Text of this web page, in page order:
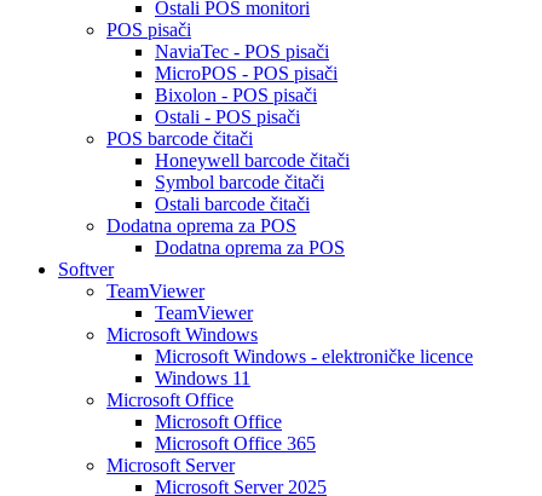
Ostali POS monitori
POS pisači
NaviaTec - POS pisači
MicroPOS - POS pisači
Bixolon - POS pisači
Ostali - POS pisači
POS barcode čitači
Honeywell barcode čitači
Symbol barcode čitači
Ostali barcode čitači
Dodatna oprema za POS
Dodatna oprema za POS
Softver
TeamViewer
TeamViewer
Microsoft Windows
Microsoft Windows - elektroničke licence
Windows 11
Microsoft Office
Microsoft Office
Microsoft Office 365
Microsoft Server
Microsoft Server 2025